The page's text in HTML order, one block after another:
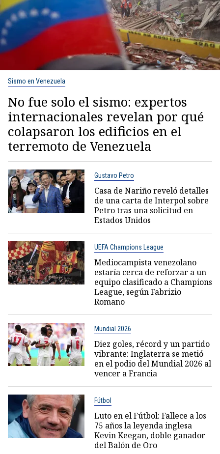
Sismo en Venezuela
No fue solo el sismo: expertos
internacionales revelan por qué
colapsaron los edificios en el
terremoto de Venezuela
Gustavo Petro
Casa de Nariño reveló detalles
de una carta de Interpol sobre
Petro tras una solicitud en
Estados Unidos
UEFA Champions League
Mediocampista venezolano
estaría cerca de reforzar a un
equipo clasificado a Champions
League, según Fabrizio
Romano
Mundial 2026
Diez goles, récord y un partido
vibrante: Inglaterra se metió
en el podio del Mundial 2026 al
vencer a Francia
Fútbol
Luto en el Fútbol: Fallece a los
75 años la leyenda inglesa
Kevin Keegan, doble ganador
del Balón de Oro